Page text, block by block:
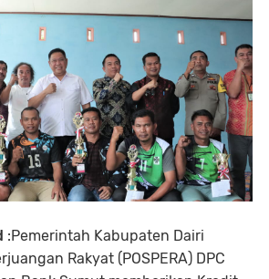
:Pemerintah Kabupaten Dairi
Rakyat (POSPERA) DPC